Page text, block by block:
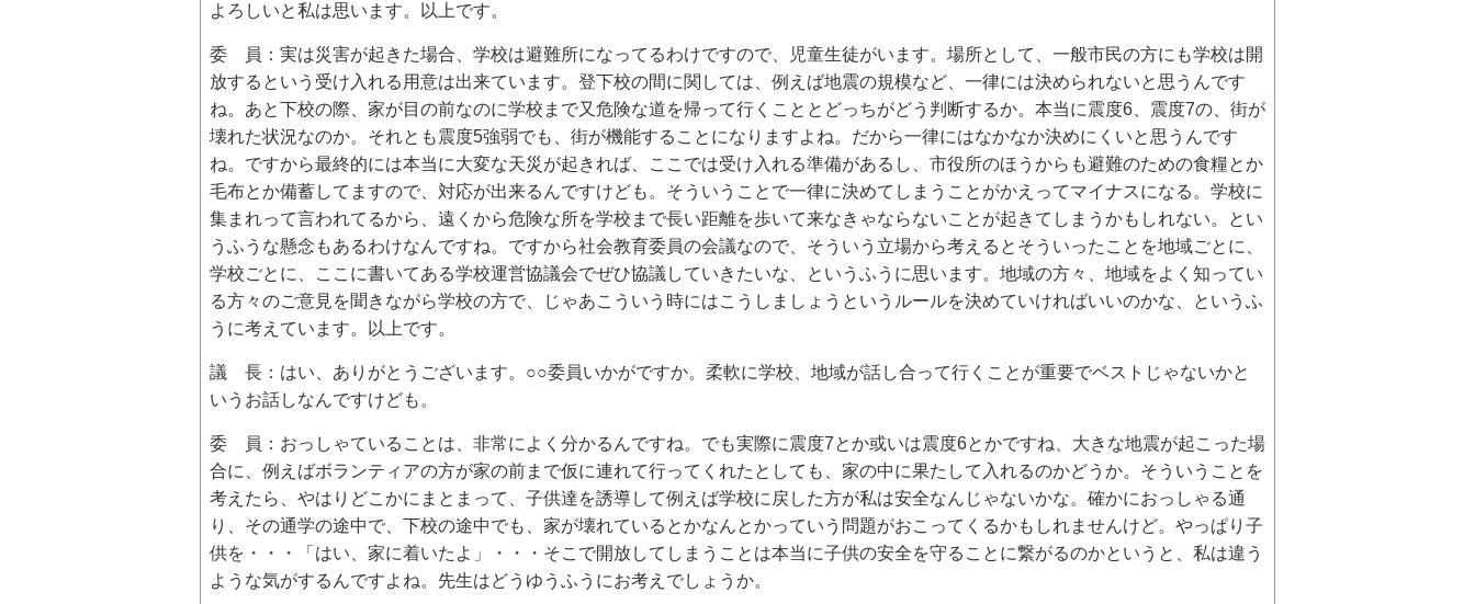
よろしいと私は思います。以上です。
委 員：実は災害が起きた場合、学校は避難所になってるわけですので、児童生徒がいます。場所として、一般市民の方にも学校は開
放するという受け入れる用意は出来ています。登下校の間に関しては、例えば地震の規模など、一律には決められないと思うんです
ね。あと下校の際、家が目の前なのに学校まで又危険な道を帰って行くこととどっちがどう判断するか。本当に震度6、震度7の、街が
壊れた状況なのか。それとも震度5強弱でも、街が機能することになりますよね。だから一律にはなかなか決めにくいと思うんです
ね。ですから最終的には本当に大変な天災が起きれば、ここでは受け入れる準備があるし、市役所のほうからも避難のための食糧とか
毛布とか備蓄してますので、対応が出来るんですけども。そういうことで一律に決めてしまうことがかえってマイナスになる。学校に
集まれって言われてるから、遠くから危険な所を学校まで長い距離を歩いて来なきゃならないことが起きてしまうかもしれない。とい
うふうな懸念もあるわけなんですね。ですから社会教育委員の会議なので、そういう立場から考えるとそういったことを地域ごとに、
学校ごとに、ここに書いてある学校運営協議会でぜひ協議していきたいな、というふうに思います。地域の方々、地域をよく知ってい
る方々のご意見を聞きながら学校の方で、じゃあこういう時にはこうしましょうというルールを決めていければいいのかな、というふ
うに考えています。以上です。
議 長：はい、ありがとうございます。○○委員いかがですか。柔軟に学校、地域が話し合って行くことが重要でベストじゃないかと
いうお話しなんですけども。
委 員：おっしゃていることは、非常によく分かるんですね。でも実際に震度7とか或いは震度6とかですね、大きな地震が起こった場
合に、例えばボランティアの方が家の前まで仮に連れて行ってくれたとしても、家の中に果たして入れるのかどうか。そういうことを
考えたら、やはりどこかにまとまって、子供達を誘導して例えば学校に戻した方が私は安全なんじゃないかな。確かにおっしゃる通
り、その通学の途中で、下校の途中でも、家が壊れているとかなんとかっていう問題がおこってくるかもしれませんけど。やっぱり子
供を・・・「はい、家に着いたよ」・・・そこで開放してしまうことは本当に子供の安全を守ることに繋がるのかというと、私は違う
ような気がするんですよね。先生はどうゆうふうにお考えでしょうか。